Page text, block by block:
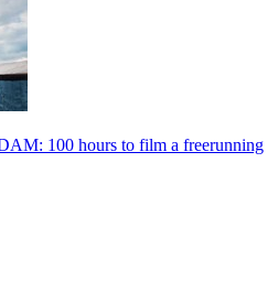
100 hours to film a freerunning